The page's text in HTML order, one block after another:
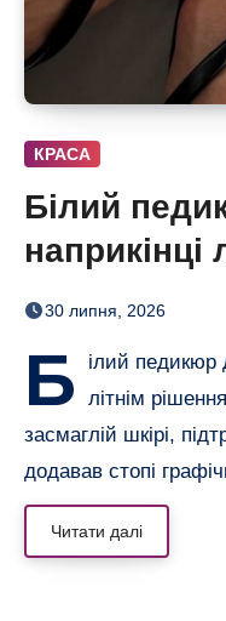
КРАСА
Білий
наприкінці
сіро-
30 липня, 2026
Б
ілий педикюр
літнім
засмаглій шкірі,
додавав стопі
Читати далі